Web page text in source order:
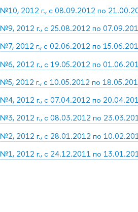
№10, 2012 г., с 08.09.2012 по
№9, 2012 г., с 25.08.2012 по
№7, 2012 г., с 02.06.2012 по
№6, 2012 г., с 19.05.2012 по
№5, 2012 г., с 10.05.2012 по
№4, 2012 г., с 07.04.2012 по
№3, 2012 г., с 08.03.2012 по
№2, 2012 г., с 28.01.2012 по
№1, 2012 г., с 24.12.2011 по